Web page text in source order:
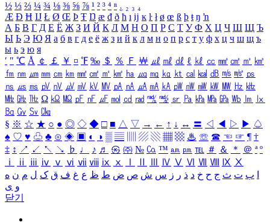
½ ⅓ ⅔ ¼ ¾ ⅛ ⅜ ⅝ ⅞ ¹ ² ³ ⁴ ⁿ ₁ ₂ ₃ ₄
Æ Ð Ħ Ĳ Ł Ø Œ Þ Ŧ Ŋ æ đ ð ħ ı ĳ ĸ ŀ ł ø œ ß þ ŧ ŋ ŉ
А Б В Г Д Е Ё Ж З И Й К Л М Н О П Р С Т У Ф Х Ц Ч Ш Щ Ъ
Ы Ь Э Ю Я а б в г д е ё ж з и й к л м н о п р с т у ф х ц ч ш щ ъ
ы ь э ю я
′ ″ ℃ Å ￠ ￡ ￥ ¤ ℉ ‰ ＄ ％ Ｆ ￦ ㎕ ㎖ ㎗ ℓ ㎘ ㏄ ㎣ ㎤ ㎥ ㎦
㎙ ㎚ ㎛ ㎜ ㎝ ㎞ ㎟ ㎠ ㎡ ㎢ ㏊ ㎍ ㎎ ㎏ ㏏ ㎈ ㎉ ㏈ ㎧ ㎨ ㎰
㎱ ㎲ ㎳ ㎴ ㎵ ㎶ ㎷ ㎸ ㎹ ㎀ ㎁ ㎂ ㎃ ㎄ ㎺ ㎻ ㎽ ㎾ ㎿ ㎐ ㎑
㎒ ㎓ ㎔ Ω ㏀ ㏁ ㎊ ㎋ ㎌ ㏖ ㏅ ㎭ ㎮ ㎯ ㏛ ㎩ ㎪ ㎫ ㎬ ㏝ ㏐
㏓
㏃ ㏉ ㏜ ㏆
§ ※ ☆ ★ ○ ● ◎ ◇ ◆ □ ■ △ ▽ → ← ↑ ↓ ↔ 〓 ◁ ◀ ▷ ▶ ♤
♠ ♡ ♥ ♧ ♣ ⊙ ◈ ▣ ◐ ◑ ▒ ▤ ▨ ▧ ▦ ▩ ♨ ☏ ☎ ☜ ☞ ¶ †
‡ ↕ ↗ ↙ ↖ ↘ ♭ ♩ ♪ ♬ ㉿ ㈜ № ㏇ ™ ㏂ ㏘ ℡ ＃ ＆ ＊ ＠ ª º
ⅰ
ⅱ ⅲ ⅳ ⅴ ⅵ ⅶ ⅷ ⅸ ⅹ Ⅳ Ⅴ Ⅵ Ⅶ Ⅷ Ⅸ Ⅹ
ب ت ث ج ح خ د ذ ر ز س ش ص ض ط ظ ع غ ف ق ک ل م ن ه
و ی
닫기